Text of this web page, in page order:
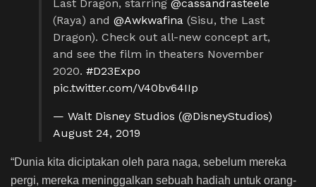
Last Dragon, starring @cassandrasteele
(Raya) and @Awkwafina (Sisu, the Last
Dragon). Check out all-new concept art,
and see the film in theaters November
2020. #D23Expo
pic.twitter.com/V40bv64IIp
— Walt Disney Studios (@DisneyStudios)
August 24, 2019
“Dunia kita diciptakan oleh para naga, sebelum mereka
pergi, mereka meninggalkan sebuah hadiah untuk orang-